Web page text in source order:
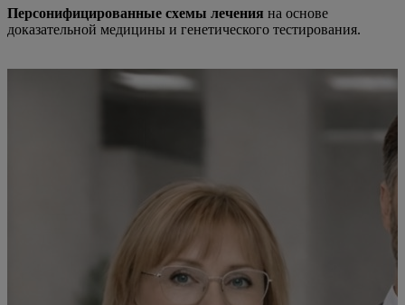
Персонифицированные схемы лечения на основе
доказательной медицины и генетического тестирования.